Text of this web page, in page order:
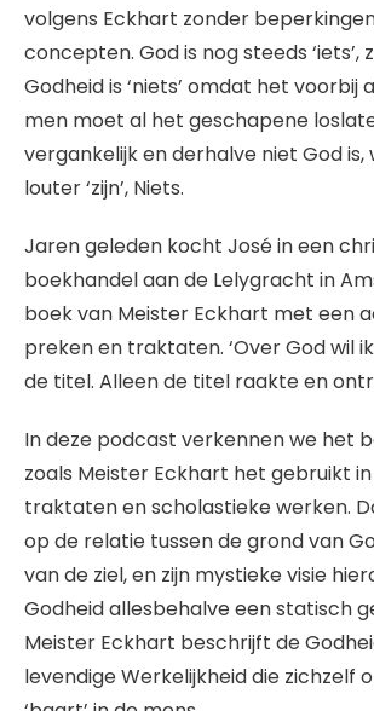
volgens Eckhart zonder
concepten. God is nog steeds ‘iets’,
Godheid is ‘niets’ omdat het voorbij
men moet al het geschapene
vergankelijk en derhalve niet God is,
louter ‘zijn’, Niets.
Jaren geleden kocht José in een
boekhandel aan de Lelygracht in
boek van Meister Eckhart met een
preken en traktaten. ‘Over God wil ik
de titel. Alleen de titel raakte en
In deze podcast verkennen we het
zoals Meister Eckhart het gebruikt
traktaten en scholastieke werken.
op de relatie tussen de grond van
van de ziel, en zijn mystieke visie
Godheid allesbehalve een statisch
Meister Eckhart beschrijft de
levendige Werkelijkheid die zichzelf